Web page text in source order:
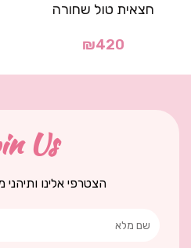
חצאית טול שחורה
₪420
Us
הצטרפי אלינו